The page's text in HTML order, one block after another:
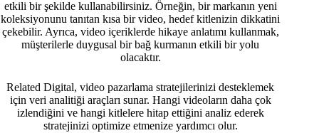
etkili bir şekilde kullanabilirsiniz. Örneğin, bir markanın yeni
koleksiyonunu tanıtan kısa bir video, hedef kitlenizin dikkatini
çekebilir. Ayrıca, video içeriklerde hikaye anlatımı kullanmak,
müşterilerle duygusal bir bağ kurmanın etkili bir yolu
olacaktır.
Related Digital, video pazarlama stratejilerinizi desteklemek
için veri analitiği araçları sunar. Hangi videoların daha çok
izlendiğini ve hangi kitlelere hitap ettiğini analiz ederek
stratejinizi optimize etmenize yardımcı olur.